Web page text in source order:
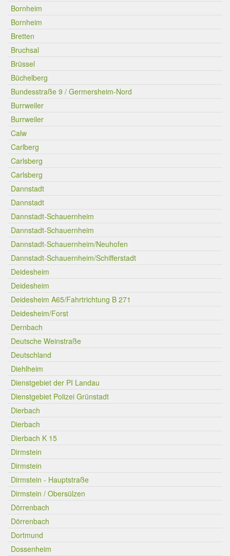
Bornheim
Bornheim
Bretten
Bruchsal
Brüssel
Büchelberg
Bundesstraße 9 / Germersheim-Nord
Burrweiler
Burrweiler
Calw
Carlberg
Carlsberg
Carlsberg
Dannstadt
Dannstadt
Dannstadt-Schauernheim
Dannstadt-Schauernheim
Dannstadt-Schauernheim/Neuhofen
Dannstadt-Schauernheim/Schifferstadt
Deidesheim
Deidesheim
Deidesheim A65/Fahrtrichtung B 271
Deidesheim/Forst
Dernbach
Deutsche Weinstraße
Deutschland
Diehlheim
Dienstgebiet der PI Landau
Dienstgebiet Polizei Grünstadt
Dierbach
Dierbach
Dierbach K 15
Dirmstein
Dirmstein
Dirmstein - Hauptstraße
Dirmstein / Obersülzen
Dörrenbach
Dörrenbach
Dortmund
Dossenheim